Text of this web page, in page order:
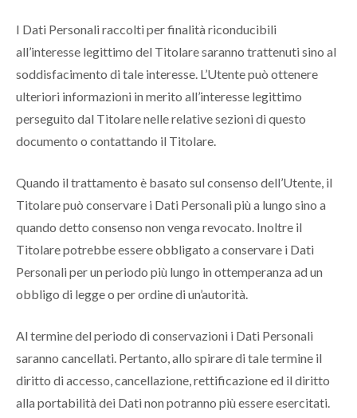
I Dati Personali raccolti per finalità riconducibili
all’interesse legittimo del Titolare saranno trattenuti sino al
soddisfacimento di tale interesse. L’Utente può ottenere
ulteriori informazioni in merito all’interesse legittimo
perseguito dal Titolare nelle relative sezioni di questo
documento o contattando il Titolare.
Quando il trattamento è basato sul consenso dell’Utente, il
Titolare può conservare i Dati Personali più a lungo sino a
quando detto consenso non venga revocato. Inoltre il
Titolare potrebbe essere obbligato a conservare i Dati
Personali per un periodo più lungo in ottemperanza ad un
obbligo di legge o per ordine di un’autorità.
Al termine del periodo di conservazioni i Dati Personali
saranno cancellati. Pertanto, allo spirare di tale termine il
diritto di accesso, cancellazione, rettificazione ed il diritto
alla portabilità dei Dati non potranno più essere esercitati.